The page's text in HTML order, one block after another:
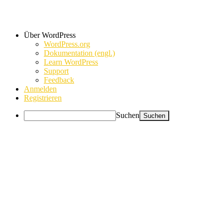
Über WordPress
WordPress.org
Dokumentation (engl.)
Learn WordPress
Support
Feedback
Anmelden
Registrieren
Suchen